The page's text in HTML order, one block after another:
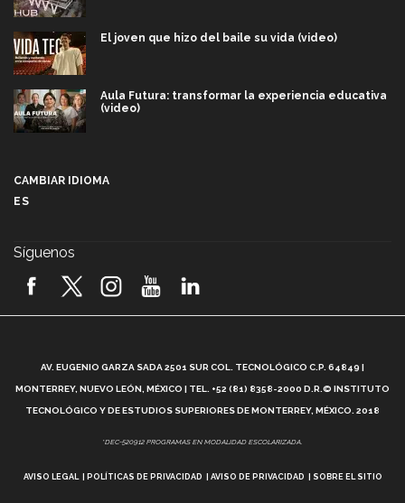
El joven que hizo del baile su vida (video)
Aula Futura: transformar la experiencia educativa
(video)
2026! (video)
¿Cómo es el Modelo Educativo Tec? (video)
Vida Tec: Feminismo e Inteligencia Artificial, Paola
CAMBIAR IDIOMA
ES
Síguenos
AV. EUGENIO GARZA SADA 2501 SUR COL. TECNOLÓGICO C.P. 64849 |
MONTERREY, NUEVO LEÓN, MÉXICO | TEL. +52 (81) 8358-2000 D.R.© INSTITUTO
TECNOLÓGICO Y DE ESTUDIOS SUPERIORES DE MONTERREY, MÉXICO. 2018
*DEC-520912 PROGRAMAS EN MODALIDAD ESCOLARIZADA.
AVISO LEGAL POLÍTICAS DE PRIVACIDAD AVISO DE PRIVACIDAD SOBRE EL SITIO